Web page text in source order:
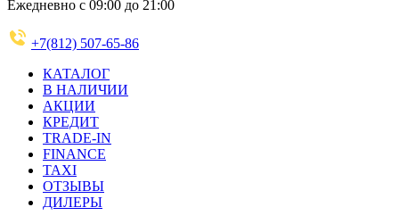
Ежедневно с 09:00 до 21:00
+7(812) 507-65-86
КАТАЛОГ
В НАЛИЧИИ
АКЦИИ
КРЕДИТ
TRADE-IN
FINANCE
TAXI
ОТЗЫВЫ
ДИЛЕРЫ